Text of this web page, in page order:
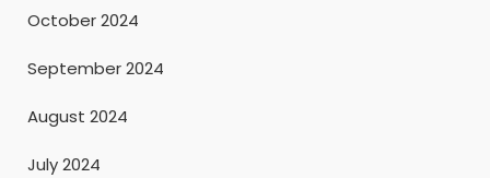
October 2024
September 2024
August 2024
July 2024